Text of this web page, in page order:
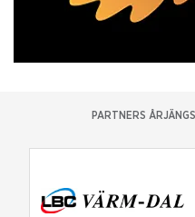
PARTNERS